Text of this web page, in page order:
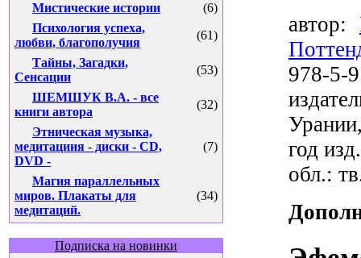
Мистические истории
(6)
Психология успеха,
любви, благополучия
(61)
Тайны, Загадки,
Сенсации
(53)
ШЕМШУК В.А. - все
книги автора
(32)
Этническая музыка,
медитациия - диски - CD,
DVD -
(7)
Магия параллельных
миров. Плакаты для
медитаций.
(34)
Подписка на новинки
автор:
978-5-
год
обл.: